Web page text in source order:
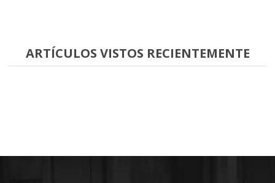
ARTÍCULOS VISTOS RECIENTEMENTE